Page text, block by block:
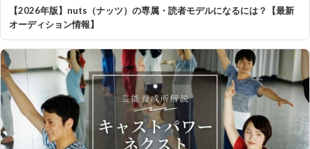
【2026年版】nuts（ナッツ）の専属・読者モデルになるには？【最新
オーディション情報】